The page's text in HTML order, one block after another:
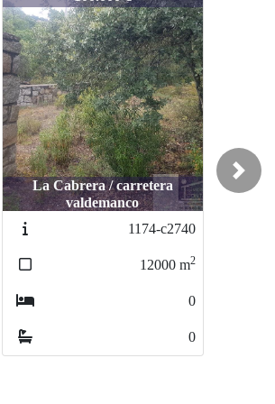
La Cabrera / carretera
valdemanco
1174-c2740
12000m2
La Cabrera / carretera
valdemanco
1174-c2740
12000m2
Next